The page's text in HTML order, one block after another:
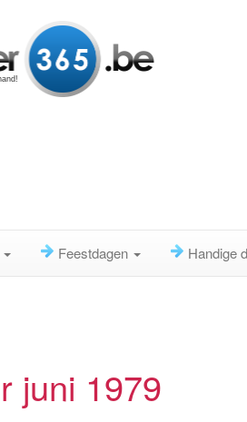
Feestdagen Handige
juni 1979